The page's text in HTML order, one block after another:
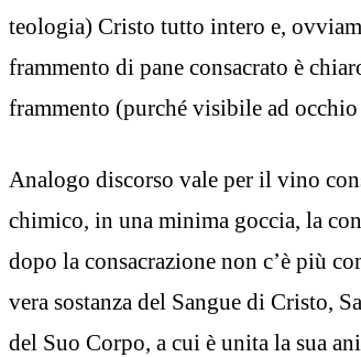
teologia) Cristo tutto intero e,
frammento di pane consacrato è
frammento (purché visibile ad occhio
Analogo discorso vale per il vino
chimico, in una minima goccia, la
dopo la consacrazione non c’è più
vera sostanza del Sangue di Cristo,
del Suo Corpo, a cui è unita la sua